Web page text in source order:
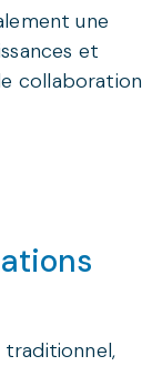
une
et
collaboration
traditionnel,